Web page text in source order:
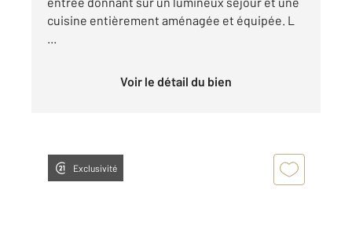
cuisine entièrement aménagée et équipée. L
Voir le détail du bien
Exclusivité